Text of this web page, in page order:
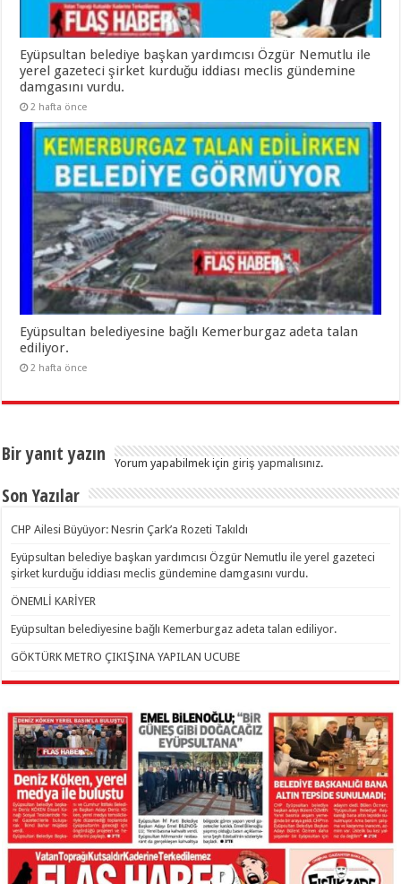
Eyüpsultan belediye başkan yardımcısı Özgür Nemutlu ile
yerel gazeteci şirket kurduğu iddiası meclis gündemine
damgasını vurdu.
2 hafta önce
Eyüpsultan belediyesine bağlı Kemerburgaz adeta talan
ediliyor.
2 hafta önce
Bir yanıt yazın Yorum yapabilmek için giriş yapmalısınız.
Son Yazılar
CHP Ailesi Büyüyor: Nesrin Çark’a Rozeti Takıldı
Eyüpsultan belediye başkan yardımcısı Özgür Nemutlu ile yerel gazeteci
şirket kurduğu iddiası meclis gündemine damgasını vurdu.
ÖNEMLİ KARİYER
Eyüpsultan belediyesine bağlı Kemerburgaz adeta talan ediliyor.
GÖKTÜRK METRO ÇIKIŞINA YAPILAN UCUBE